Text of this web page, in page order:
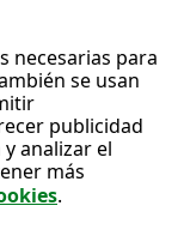
necesarias para
se usan
publicidad
analizar el
más
.